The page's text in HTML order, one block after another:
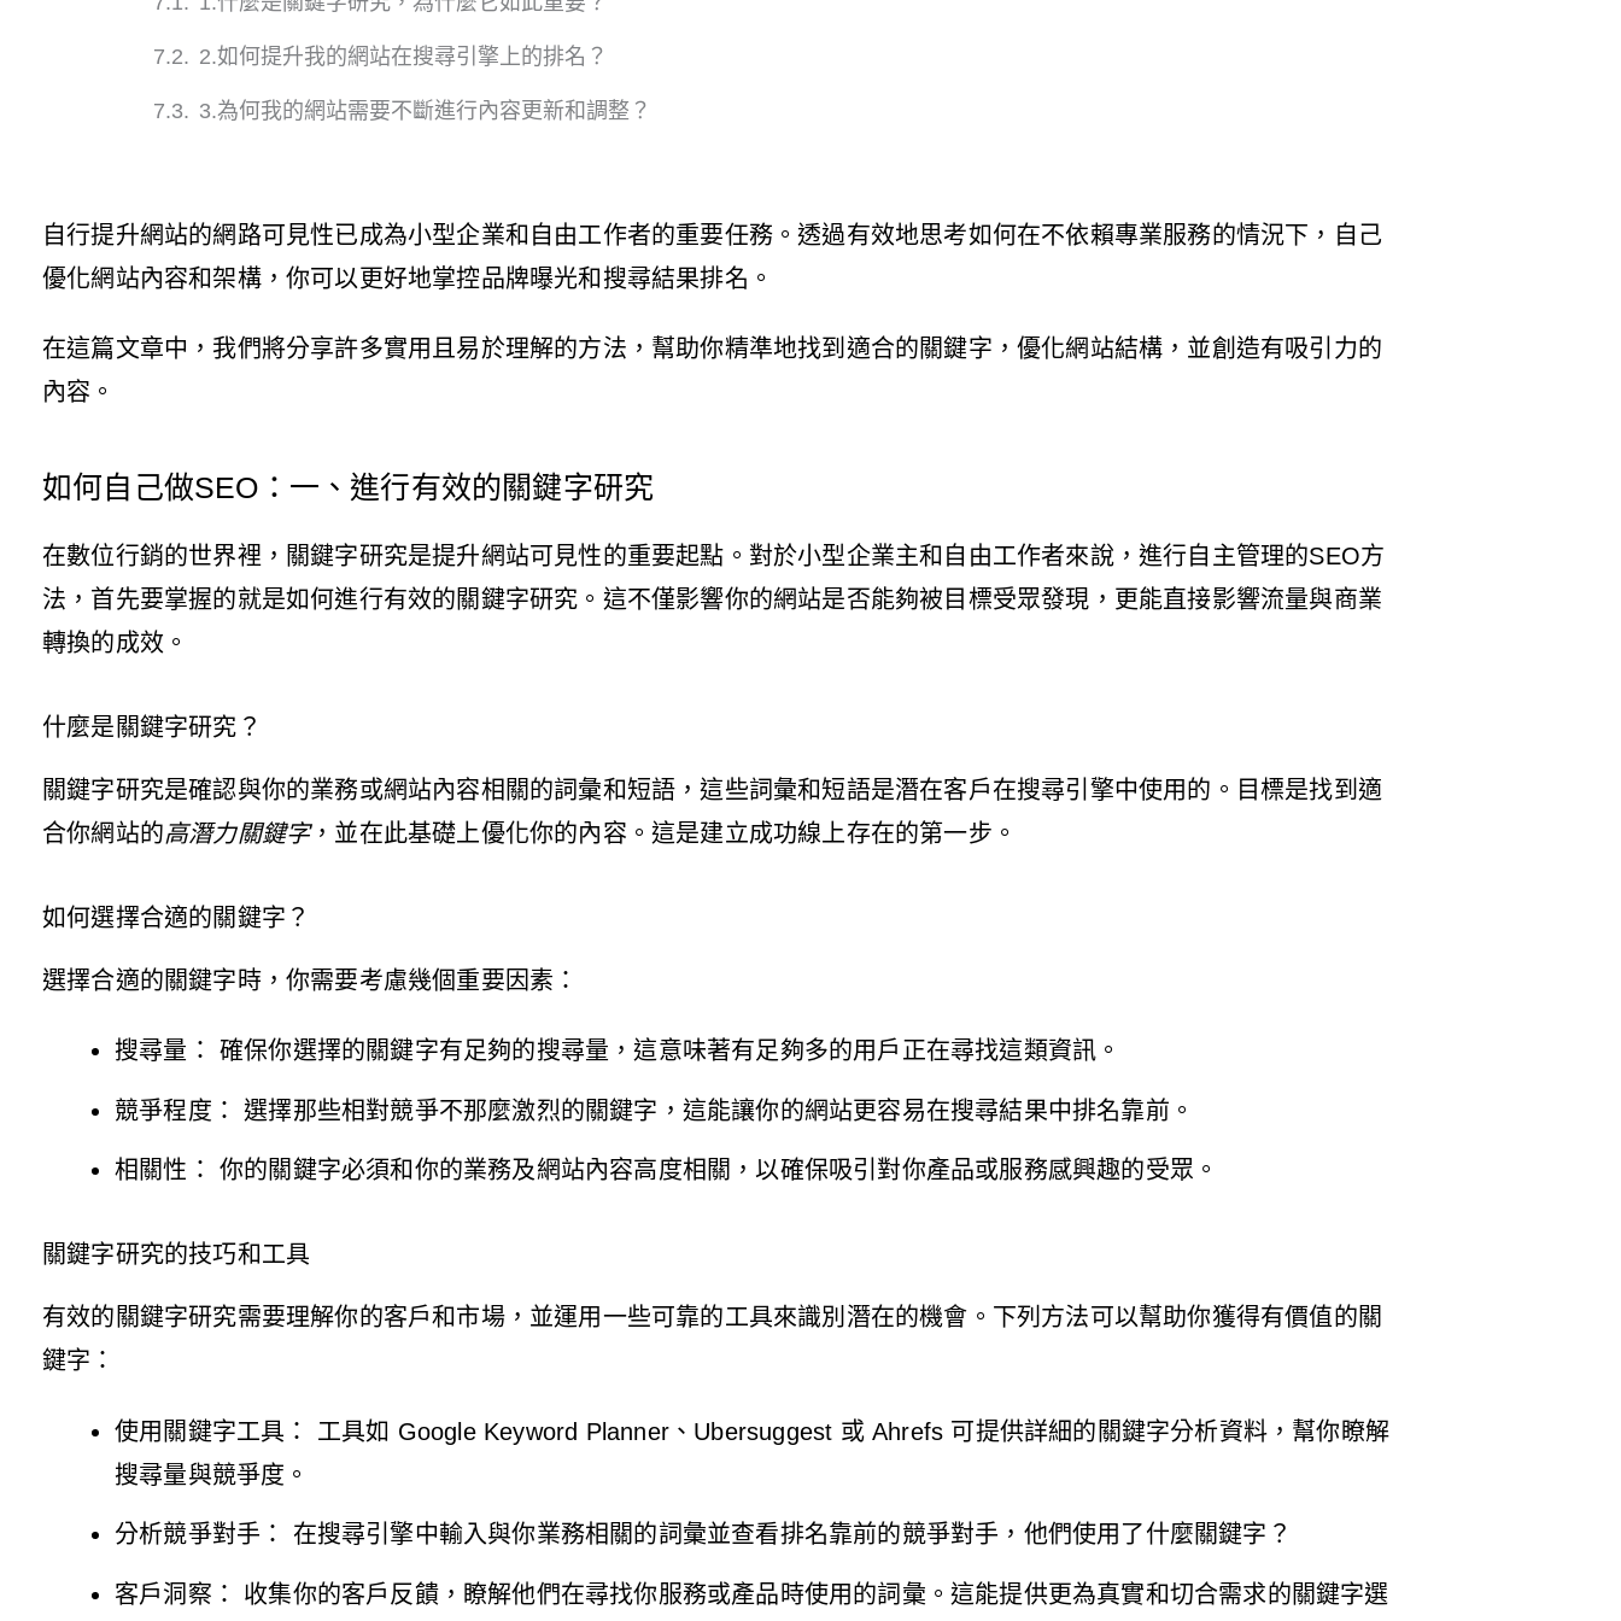
2.如何提升我的網站在搜尋引擎上的排名？
3.為何我的網站需要不斷進行內容更新和調整？
自行提升網站的網路可見性已成為小型企業和自由工作者的重要任務。透過有效地思考如何在不依賴專業服務的情況下，自己
優化網站內容和架構，你可以更好地掌控品牌曝光和搜尋結果排名。
在這篇文章中，我們將分享許多實用且易於理解的方法，幫助你精準地找到適合的關鍵字，優化網站結構，並創造有吸引力的
內容。
如何自己做SEO：一、進行有效的關鍵字研究
在數位行銷的世界裡，關鍵字研究是提升網站可見性的重要起點。對於小型企業主和自由工作者來說，進行自主管理的SEO方
法，首先要掌握的就是如何進行有效的關鍵字研究。這不僅影響你的網站是否能夠被目標受眾發現，更能直接影響流量與商業
轉換的成效。
什麼是關鍵字研究？
關鍵字研究是確認與你的業務或網站內容相關的詞彙和短語，這些詞彙和短語是潛在客戶在搜尋引擎中使用的。目標是找到適
合你網站的高潛力關鍵字，並在此基礎上優化你的內容。這是建立成功線上存在的第一步。
如何選擇合適的關鍵字？
選擇合適的關鍵字時，你需要考慮幾個重要因素：
搜尋量： 確保你選擇的關鍵字有足夠的搜尋量，這意味著有足夠多的用戶正在尋找這類資訊。
競爭程度： 選擇那些相對競爭不那麼激烈的關鍵字，這能讓你的網站更容易在搜尋結果中排名靠前。
相關性： 你的關鍵字必須和你的業務及網站內容高度相關，以確保吸引對你產品或服務感興趣的受眾。
關鍵字研究的技巧和工具
有效的關鍵字研究需要理解你的客戶和市場，並運用一些可靠的工具來識別潛在的機會。下列方法可以幫助你獲得有價值的關
鍵字：
使用關鍵字工具： 工具如 Google Keyword Planner、Ubersuggest 或 Ahrefs 可提供詳細的關鍵字分析資料，幫你瞭解
搜尋量與競爭度。
分析競爭對手： 在搜尋引擎中輸入與你業務相關的詞彙並查看排名靠前的競爭對手，他們使用了什麼關鍵字？
客戶洞察： 收集你的客戶反饋，瞭解他們在尋找你服務或產品時使用的詞彙。這能提供更為真實和切合需求的關鍵字選